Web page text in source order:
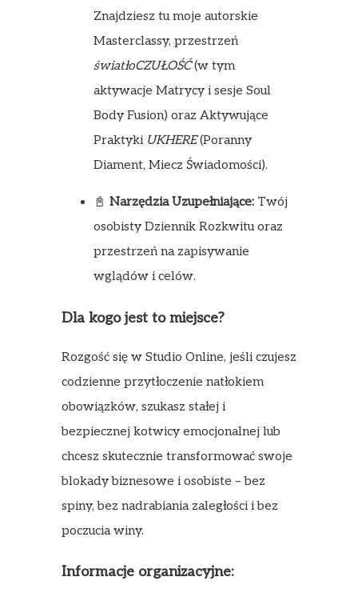
Znajdziesz tu moje autorskie
Masterclassy, przestrzeń
światłoCZUŁOŚĆ(w tym
aktywacje Matrycy i sesje Soul
Body Fusion) oraz Aktywujące
Praktyki UKHERE(Poranny
Diament, Miecz Świadomości).
📓 Narzędzia Uzupełniające:Twój
osobisty Dziennik Rozkwitu oraz
przestrzeń na zapisywanie
wglądów i celów.
Dla kogo jest to miejsce?
Rozgość się w Studio Online, jeśli czujesz
codzienne przytłoczenie natłokiem
obowiązków, szukasz stałej i
bezpiecznej kotwicy emocjonalnej lub
chcesz skutecznie transformować swoje
blokady biznesowe i osobiste – bez
spiny, bez nadrabiania zaległości i bez
poczucia winy.
Informacje organizacyjne: